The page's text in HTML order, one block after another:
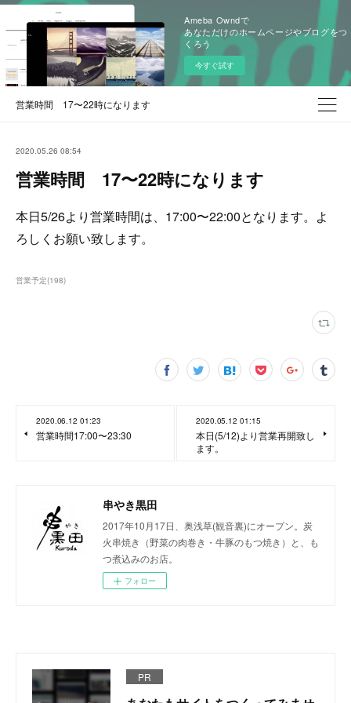
Ameba Owndで
あなただけのホームページやブログをつ
くろう
今すぐ試す
営業時間 17〜22時になります
2020.05.26 08:54
営業時間 17〜22時になります
本日5/26より営業時間は、17:00〜22:00となります。よ
ろしくお願い致します。
営業予定(198)
2020.06.12 01:23
営業時間17:00〜23:30
2020.05.12 01:15
本日(5/12)より営業再開致し
ます。
串やき黒田
2017年10月17日、奥浅草(観音裏)にオープン。炭
火串焼き（野菜の肉巻き・牛豚のもつ焼き）と、も
つ煮込みのお店。
フォロー
PR